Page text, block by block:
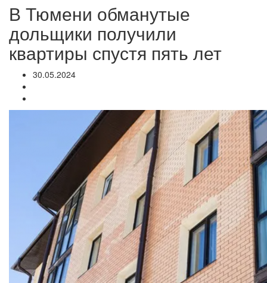
В Тюмени обманутые
дольщики получили
квартиры спустя пять лет
30.05.2024